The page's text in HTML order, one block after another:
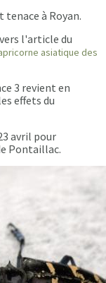
tenace à Royan.
l'article du
asiatique des
3 revient en
effets du
avril pour
Pontaillac.